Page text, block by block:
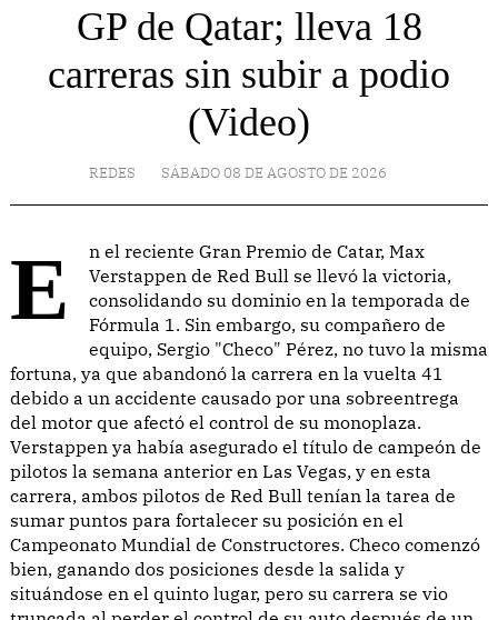
GP de Qatar; lleva 18
carreras sin subir a podio
(Video)
REDES SÁBADO 08 DE AGOSTO DE 2026
En el reciente Gran Premio de Catar, Max
Verstappen de Red Bull se llevó la victoria,
consolidando su dominio en la temporada de
Fórmula 1. Sin embargo, su compañero de
equipo, Sergio "Checo" Pérez, no tuvo la misma
fortuna, ya que abandonó la carrera en la vuelta 41
debido a un accidente causado por una sobreentrega
del motor que afectó el control de su monoplaza.
Verstappen ya había asegurado el título de campeón de
pilotos la semana anterior en Las Vegas, y en esta
carrera, ambos pilotos de Red Bull tenían la tarea de
sumar puntos para fortalecer su posición en el
Campeonato Mundial de Constructores. Checo comenzó
bien, ganando dos posiciones desde la salida y
situándose en el quinto lugar, pero su carrera se vio